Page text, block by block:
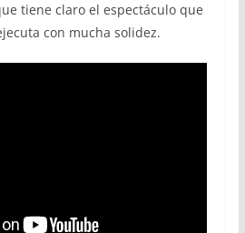
tiene claro el espectáculo que
con mucha solidez.